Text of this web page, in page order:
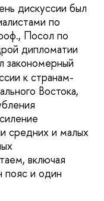
дискуссии был
по
Посол по
дипломатии
закономерный
к странам-
Востока,
средних и малых
включая
пояс и один